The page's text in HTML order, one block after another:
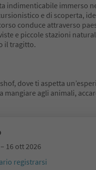
indimenticabile immerso
e di scoperta,
conduce attraverso
e piccole stazioni
il tragitto.
dove ti aspetta
mangiare agli animali,
16 ott 2026
registrarsi